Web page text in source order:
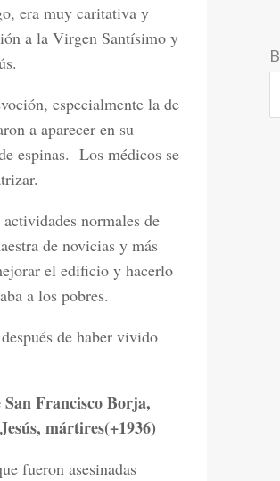
era muy caritativa y
a la Virgen Santísimo y
especialmente la de
a aparecer en su
espinas. Los médicos se
normales de
de novicias y más
el edificio y hacerlo
a los pobres.
de haber vivido
Francisco Borja,
mártires(+1936)
fueron asesinadas